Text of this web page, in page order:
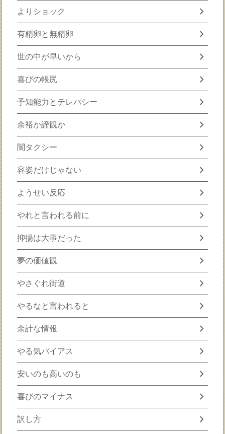
よりショック chevron_right
有精卵と無精卵 chevron_right
世の中が早いから chevron_right
喜びの帳尻 chevron_right
予知能力とテレパシー chevron_right
余裕か諦観か chevron_right
闇タクシー chevron_right
容姿だけじゃない chevron_right
ようせい反応 chevron_right
やれと言われる前に chevron_right
抑揚は大事だった chevron_right
夢の価値観 chevron_right
やさぐれ街道 chevron_right
やるなと言われると chevron_right
余計な情報 chevron_right
やる気バイアス chevron_right
安いのも高いのも chevron_right
喜びのマイナス chevron_right
訳し方 chevron_right